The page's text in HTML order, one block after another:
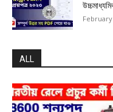
February
ALL